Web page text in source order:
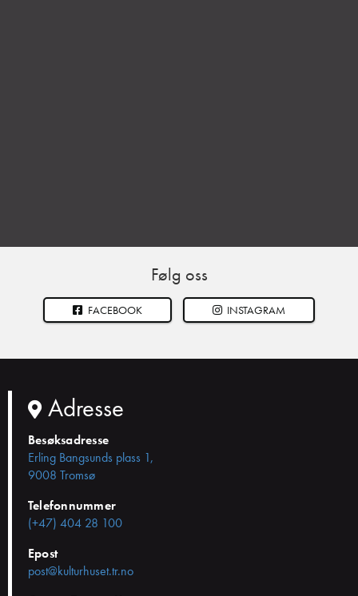
Følg oss
FACEBOOK INSTAGRAM
Adresse
Besøksadresse
Erling Bangsunds plass 1,
9008 Tromsø
Telefonnummer
(+47) 404 28 100
Epost
post@kulturhuset.tr.no